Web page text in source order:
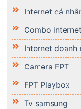
Internet cá
Combo
Internet doanh
Camera FPT
FPT Playbox
Tv samsung